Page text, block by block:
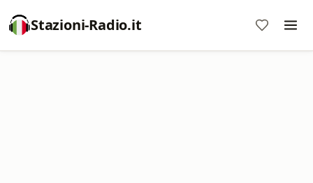
Stazioni-Radio.it